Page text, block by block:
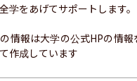
学をあげてサポートします。
情報は大学の公式HPの情報
作成しています